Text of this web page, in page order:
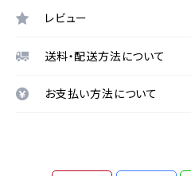
レビュー
送料・配送方法について
お支払い方法について